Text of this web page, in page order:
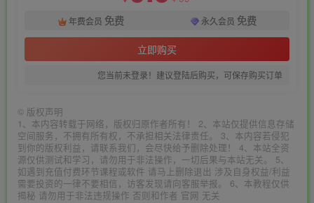
年费会员 免费 永久会员 免费
立即购买
您当前未登录！建议登陆后购买，可保存购买订单
© 版权声明
1、本内容转载于网络，版权归原作者所有！ 2、本站仅提供信息存储
空间服务，不拥有所有权，不承担相关法律责任。 3、本内容若侵犯
到你的版权利益，请联系我们，会尽快给予删除处理！ 4、本站全资
源仅供测试和学习，请勿用于非法操作，一切后果与本站无关。 5、
如遇到充值付费环节课程或软件 请马上删除退出 涉及自身权益/利益
需要投资的一律不要相信，访客发现请向客服举报。 6、本教程仅供
揭秘 请勿用于非法违规操作 否则和作者 官网 无关